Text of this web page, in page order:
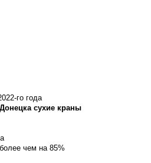
го года
сухие краны
чем на 85%